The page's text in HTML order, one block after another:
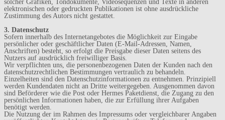
solcher Grafiken, Tondokumente, Videosequenzen und Texte in anderen
elektronischen oder gedruckten Publikationen ist ohne ausdrückliche
Zustimmung des Autors nicht gestattet.
3. Datenschutz
Sofern innerhalb des Internetangebotes die Möglichkeit zur Eingabe
persönlicher oder geschäftlicher Daten (E-Mail-Adressen, Namen,
Anschriften) besteht, so erfolgt die Preisgabe dieser Daten seitens des
Nutzers auf ausdrücklich freiwilliger Basis.
Wir verpflichten uns, die personenbezogenen Daten der Kunden nach den
datenschutzrechtlichen Bestimmungen vertraulich zu behandeln.
Einzelheiten sind den Datenschutzinformationen zu entnehmen. Prinzipiell
werden Kundendaten nicht an Dritte weitergegeben. Ausgenommen davon
sind Beförderer wie die Post oder Hermes Paketdienst, die Zugang zu den
persönlichen Informationen haben, die zur Erfüllung ihrer Aufgaben
benötigt werden.
Die Nutzung der im Rahmen des Impressums oder vergleichbarer Angaben